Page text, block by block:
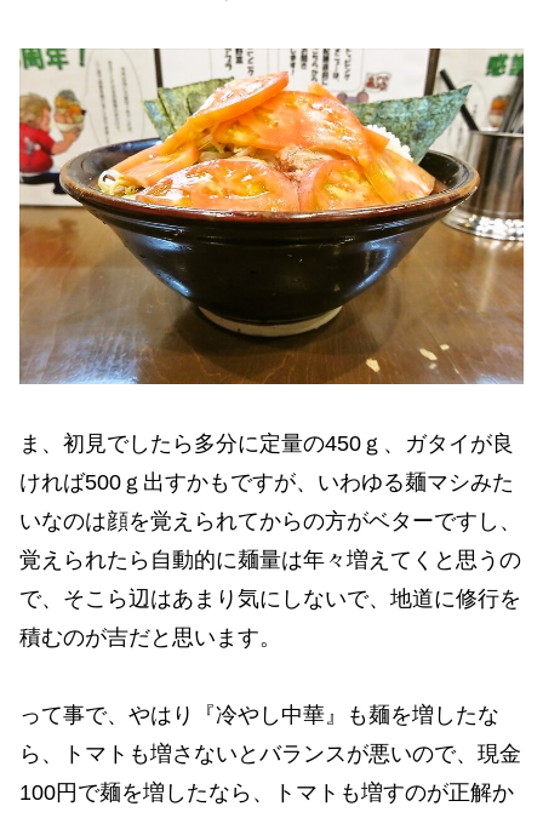
ま、初見でしたら多分に定量の450ｇ、ガタイが良
ければ500ｇ出すかもですが、いわゆる麺マシみた
いなのは顔を覚えられてからの方がベターですし、
覚えられたら自動的に麺量は年々増えてくと思うの
で、そこら辺はあまり気にしないで、地道に修行を
積むのが吉だと思います。
って事で、やはり『冷やし中華』も麺を増したな
ら、トマトも増さないとバランスが悪いので、現金
100円で麺を増したなら、トマトも増すのが正解か